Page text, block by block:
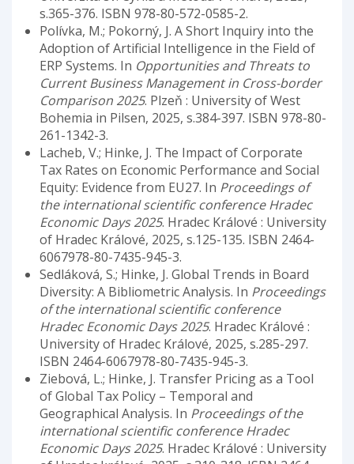
s.365-376. ISBN 978-80-572-0585-2.
Polívka, M.; Pokorný, J. A Short Inquiry into the
Adoption of Artificial Intelligence in the Field of
ERP Systems. In Opportunities and Threats to
Current Business Management in Cross-border
Comparison 2025. Plzeň : University of West
Bohemia in Pilsen, 2025, s.384-397. ISBN 978-80-
261-1342-3.
Lacheb, V.; Hinke, J. The Impact of Corporate
Tax Rates on Economic Performance and Social
Equity: Evidence from EU27. In Proceedings of
the international scientific conference Hradec
Economic Days 2025. Hradec Králové : University
of Hradec Králové, 2025, s.125-135. ISBN 2464-
6067978-80-7435-945-3.
Sedláková, S.; Hinke, J. Global Trends in Board
Diversity: A Bibliometric Analysis. In Proceedings
of the international scientific conference
Hradec Economic Days 2025. Hradec Králové :
University of Hradec Králové, 2025, s.285-297.
ISBN 2464-6067978-80-7435-945-3.
Ziebová, L.; Hinke, J. Transfer Pricing as a Tool
of Global Tax Policy – Temporal and
Geographical Analysis. In Proceedings of the
international scientific conference Hradec
Economic Days 2025. Hradec Králové : University